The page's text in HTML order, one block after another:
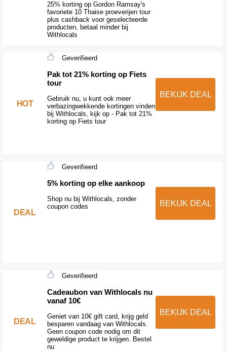
25% korting op Gordon Ramsay's
favoriete 10 Thaise proeverijen tour
plus cashback voor geselecteerde
producten, betaal minder bij
Withlocals
HOT
Geverifieerd
Pak tot 21% korting op Fiets
tour
Gebruik nu, u kunt ook meer
verbazingwekkende kortingen vinden
bij Withlocals, kijk op - Pak tot 21%
korting op Fiets tour
BEKIJK DEAL
DEAL
Geverifieerd
5% korting op elke aankoop
Shop nu bij Withlocals, zonder
coupon codes
BEKIJK DEAL
DEAL
Geverifieerd
Cadeaubon van Withlocals nu
vanaf 10€
Geniet van 10€ gift card, krijg geld
besparen vandaag van Withlocals.
Geen coupon code nodig om dit
geweldige product te krijgen. Bestel
nu
BEKIJK DEAL